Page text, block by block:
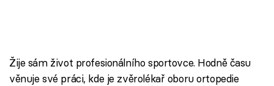
Sledujte nás
Žije sám život profesionálního sportovce. Hodně času
věnuje své práci, kde je zvěrolékař oboru ortopedie